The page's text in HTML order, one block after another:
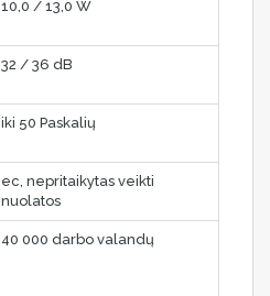
10,0 / 13,0 W
32 / 36 dB
iki 50 Paskalių
ec, nepritaikytas veikti
nuolatos
40 000 darbo valandų